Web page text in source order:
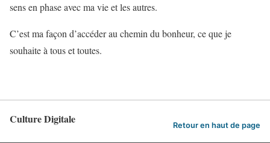
sens en phase avec ma vie et les autres.
C’est ma façon d’accéder au chemin du bonheur, ce que je
souhaite à tous et toutes.
Culture Digitale Retour en haut de page